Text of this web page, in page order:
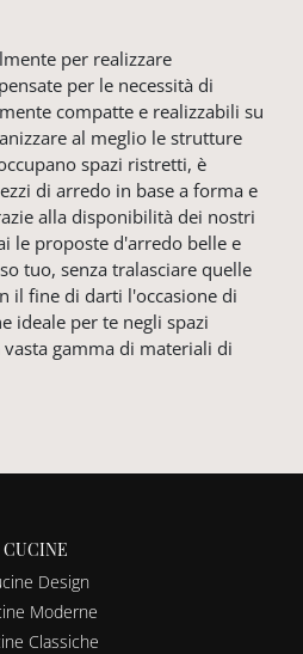
per realizzare
pensate per le necessità di
compatte e realizzabili su
al meglio le strutture
spazi ristretti, è
di arredo in base a forma e
alla disponibilità dei nostri
le proposte d'arredo belle e
tuo, senza tralasciare quelle
il fine di darti l'occasione di
ideale per te negli spazi
gamma di materiali di
CUCINE
Design
Moderne
Classiche